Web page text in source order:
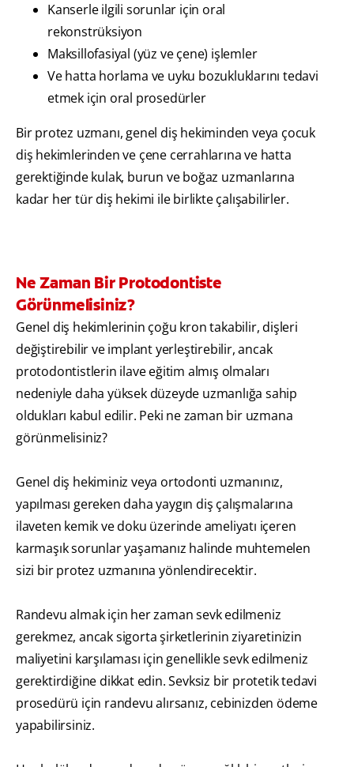
Kanserle ilgili sorunlar için oral
rekonstrüksiyon
Maksillofasiyal (yüz ve çene) işlemler
Ve hatta horlama ve uyku bozukluklarını tedavi
etmek için oral prosedürler
Bir protez uzmanı, genel diş hekiminden veya çocuk
diş hekimlerinden ve çene cerrahlarına ve hatta
gerektiğinde kulak, burun ve boğaz uzmanlarına
kadar her tür diş hekimi ile birlikte çalışabilirler.
Ne Zaman Bir Protodontiste
Görünmelisiniz?
Genel diş hekimlerinin çoğu kron takabilir, dişleri
değiştirebilir ve implant yerleştirebilir, ancak
protodontistlerin ilave eğitim almış olmaları
nedeniyle daha yüksek düzeyde uzmanlığa sahip
oldukları kabul edilir. Peki ne zaman bir uzmana
görünmelisiniz?
Genel diş hekiminiz veya ortodonti uzmanınız,
yapılması gereken daha yaygın diş çalışmalarına
ilaveten kemik ve doku üzerinde ameliyatı içeren
karmaşık sorunlar yaşamanız halinde muhtemelen
sizi bir protez uzmanına yönlendirecektir.
Randevu almak için her zaman sevk edilmeniz
gerekmez, ancak sigorta şirketlerinin ziyaretinizin
maliyetini karşılaması için genellikle sevk edilmeniz
gerektirdiğine dikkat edin. Sevksiz bir protetik tedavi
prosedürü için randevu alırsanız, cebinizden ödeme
yapabilirsiniz.